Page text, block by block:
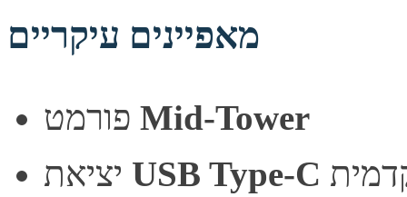
מאפיינים עיקריים
Mid-Tower
USB Type-C